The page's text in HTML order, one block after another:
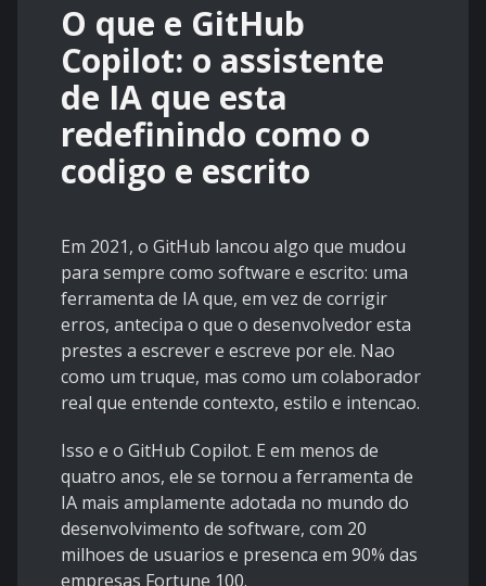
O que e GitHub
Copilot: o assistente
de IA que esta
redefinindo como o
codigo e escrito
Em 2021, o GitHub lancou algo que mudou
para sempre como software e escrito: uma
ferramenta de IA que, em vez de corrigir
erros, antecipa o que o desenvolvedor esta
prestes a escrever e escreve por ele. Nao
como um truque, mas como um colaborador
real que entende contexto, estilo e intencao.
Isso e o GitHub Copilot. E em menos de
quatro anos, ele se tornou a ferramenta de
IA mais amplamente adotada no mundo do
desenvolvimento de software, com 20
milhoes de usuarios e presenca em 90% das
empresas Fortune 100.